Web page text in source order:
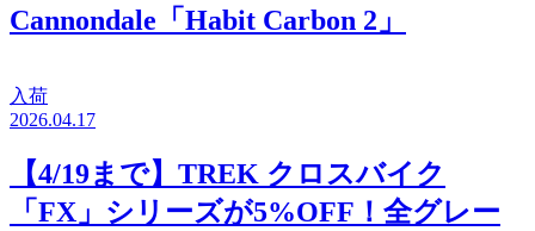
Cannondale「Habit Carbon 2」
入荷
2026.04.17
【4/19まで】TREK クロスバイク
「FX」シリーズが5%OFF！全グレー